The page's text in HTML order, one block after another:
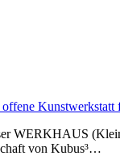
Kunstwerkstatt
WERKHAUS
von Kubus³…